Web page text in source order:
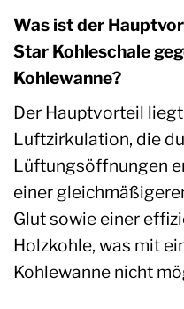
Was ist der
Star Kohleschale
Kohlewanne?
Der Hauptvorteil
Luftzirkulation, die
Lüftungsöffnungen
einer
Glut sowie einer
Holzkohle, was mit
Kohlewanne nicht